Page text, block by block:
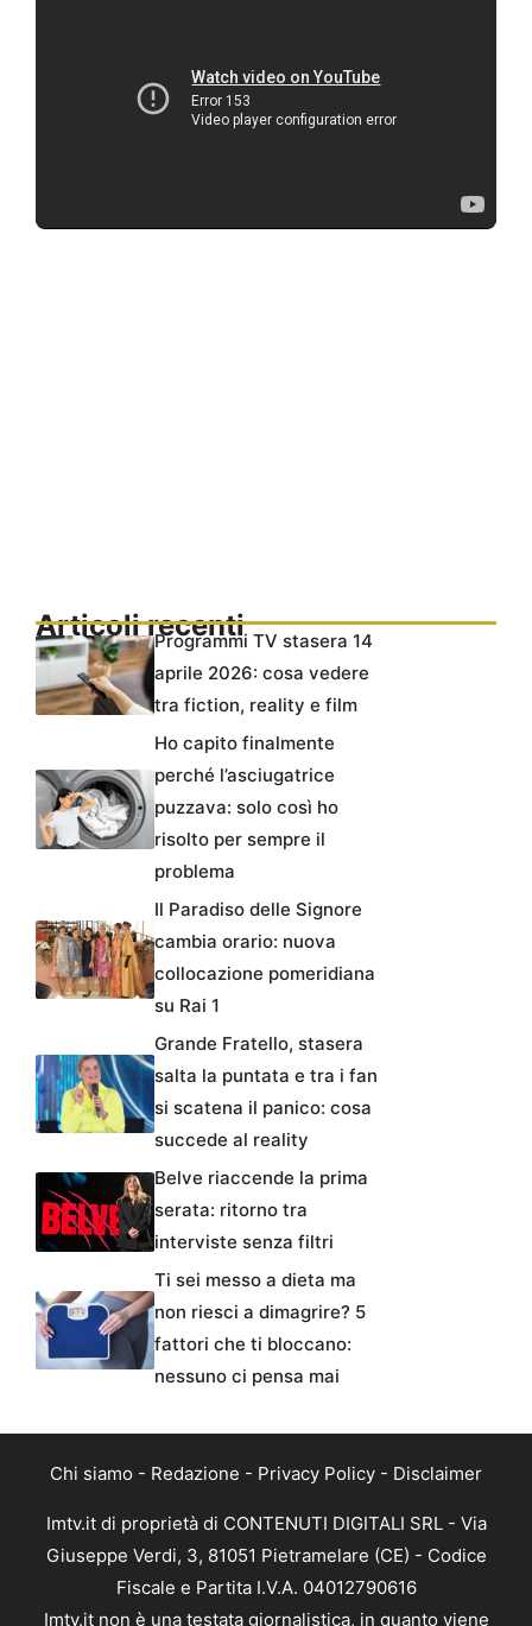
Articoli recentiProgrammi TV stasera 14
aprile 2026: cosa vedere
tra fiction, reality e film
Ho capito finalmente
perché l’asciugatrice
puzzava: solo così ho
risolto per sempre il
problema
Il Paradiso delle Signore
cambia orario: nuova
collocazione pomeridiana
su Rai 1
Grande Fratello, stasera
salta la puntata e tra i fan
si scatena il panico: cosa
succede al reality
Belve riaccende la prima
serata: ritorno tra
interviste senza filtri
Ti sei messo a dieta ma
non riesci a dimagrire? 5
fattori che ti bloccano:
nessuno ci pensa mai
Chi siamo - Redazione - Privacy Policy - Disclaimer
Imtv.it di proprietà di CONTENUTI DIGITALI SRL - Via
Giuseppe Verdi, 3, 81051 Pietramelare (CE) - Codice
Fiscale e Partita I.V.A. 04012790616
Imtv.it non è una testata giornalistica, in quanto viene